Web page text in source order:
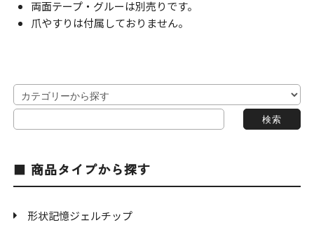
両面テープ・グルーは別売りです。
爪やすりは付属しておりません。
商品タイプから探す
形状記憶ジェルチップ